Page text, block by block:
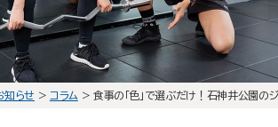
石神井公園店 会員予約
知らせ > コラム > 食事の「色」で選ぶだけ！石神井公園の